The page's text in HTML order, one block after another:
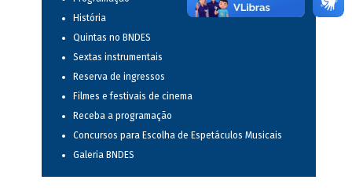
História
Quintas no BNDES
Sextas instrumentais
Reserva de ingressos
Filmes e festivais de cinema
Receba a programação
Concursos para Escolha de Espetáculos Musicais
Galeria BNDES